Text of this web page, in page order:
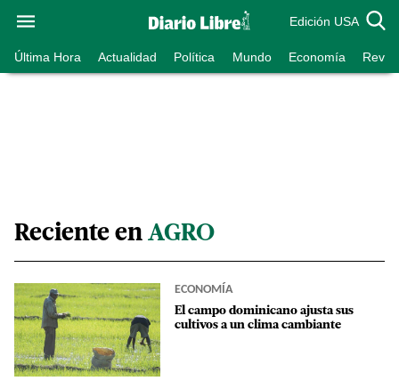
Edición USA
Última Hora Actualidad Política Mundo Economía
Reciente en AGRO
ECONOMÍA
El campo dominicano ajusta sus
cultivos a un clima cambiante